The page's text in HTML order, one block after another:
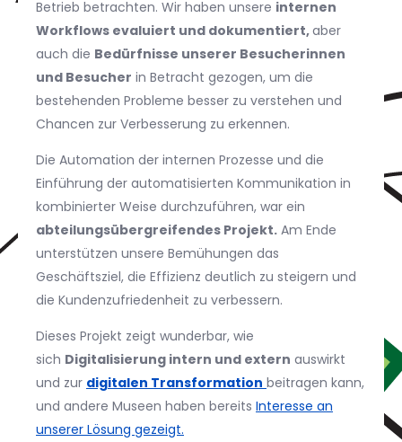
Betrieb betrachten. Wir haben unsere internen
Workflows evaluiert und dokumentiert,aber
auch die Bedürfnisse unserer Besucherinnen
und Besucher in Betracht gezogen, um die
bestehenden Probleme besser zu verstehen und
Chancen zur Verbesserung zu erkennen.
Die Automation der internen Prozesse und die
Einführung der automatisierten Kommunikation in
kombinierter Weise durchzuführen, war ein
abteilungsübergreifendes Projekt. Am Ende
unterstützen unsere Bemühungen das
Geschäftsziel, die Effizienz deutlich zu steigern und
die Kundenzufriedenheit zu verbessern.
Dieses Projekt zeigt wunderbar, wie
sich Digitalisierung intern und extern auswirkt
und zur digitalen Transformation beitragen kann,
und andere Museen haben bereits Interesse an
unserer Lösung gezeigt.